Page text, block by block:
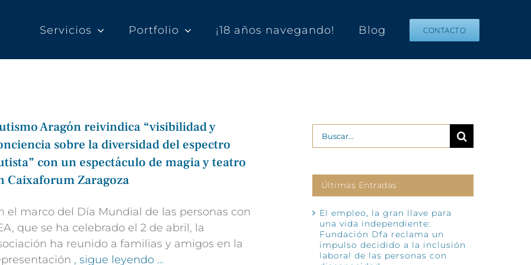
Servicios Portfolio ¡18 años navegando! Blog CONTACTO
Aragón reivindica “visibilidad y
sobre la diversidad del espectro
con un espectáculo de magia y teatro
Caixaforum Zaragoza
el marco del Día Mundial de las personas con
que se ha celebrado el 2 de abril, la
ha reunido a familias y amigos en la
, sigue leyendo …
Buscar:
Últimas Entradas
El empleo, la gran llave para
una vida independiente:
Fundación Dfa reclama un
impulso decidido a la inclusión
laboral de las personas con